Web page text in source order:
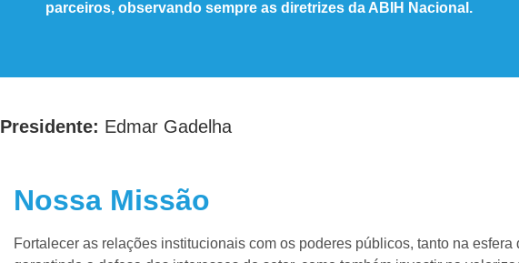
parceiros, observando sempre as diretrizes da ABIH Nacional.
Presidente: Edmar Gadelha
Nossa Missão
Fortalecer as relações institucionais com os poderes públicos, tanto na